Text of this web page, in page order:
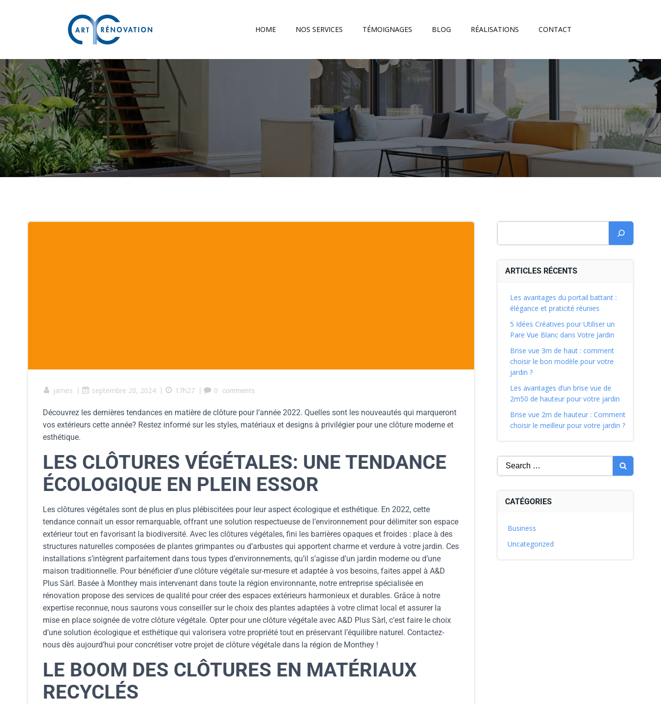
HOME NOS SERVICES TÉMOIGNAGES BLOG RÉALISATIONS CONTACT
james | septembre 20, 2024 | 17h27 | 0 comments
Découvrez les dernières tendances en matière de clôture pour l’année 2022. Quelles sont les nouveautés qui marqueront
vos extérieurs cette année? Restez informé sur les styles, matériaux et designs à privilégier pour une clôture moderne et
esthétique.
LES CLÔTURES VÉGÉTALES: UNE TENDANCE
ÉCOLOGIQUE EN PLEIN ESSOR
Les clôtures végétales sont de plus en plus plébiscitées pour leur aspect écologique et esthétique. En 2022, cette
tendance connait un essor remarquable, offrant une solution respectueuse de l’environnement pour délimiter son espace
extérieur tout en favorisant la biodiversité. Avec les clôtures végétales, fini les barrières opaques et froides : place à des
structures naturelles composées de plantes grimpantes ou d’arbustes qui apportent charme et verdure à votre jardin. Ces
installations s’intègrent parfaitement dans tous types d’environnements, qu’il s’agisse d’un jardin moderne ou d’une
maison traditionnelle. Pour bénéficier d’une clôture végétale sur-mesure et adaptée à vos besoins, faites appel à A&D
Plus Sàrl. Basée à Monthey mais intervenant dans toute la région environnante, notre entreprise spécialisée en
rénovation propose des services de qualité pour créer des espaces extérieurs harmonieux et durables. Grâce à notre
expertise reconnue, nous saurons vous conseiller sur le choix des plantes adaptées à votre climat local et assurer la
mise en place soignée de votre clôture végétale. Opter pour une clôture végétale avec A&D Plus Sàrl, c’est faire le choix
d’une solution écologique et esthétique qui valorisera votre propriété tout en préservant l’équilibre naturel. Contactez-
nous dès aujourd’hui pour concrétiser votre projet de clôture végétale dans la région de Monthey !
LE BOOM DES CLÔTURES EN MATÉRIAUX
RECYCLÉS
ARTICLES RÉCENTS
Les avantages du portail battant :
élégance et praticité réunies
5 Idées Créatives pour Utiliser un
Pare Vue Blanc dans Votre Jardin
Brise vue 3m de haut : comment
choisir le bon modèle pour votre
jardin ?
Les avantages d’un brise vue de
2m50 de hauteur pour votre jardin
Brise vue 2m de hauteur : Comment
choisir le meilleur pour votre jardin ?
CATÉGORIES
Business
Uncategorized